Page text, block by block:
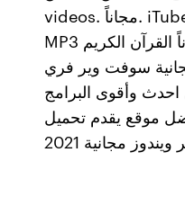
videos. مجاناً. iTube Pro Free Music. مجاناً
MP3 تنزيل الموسيقى. مجاناً القرآن الكريم
سوفت وير فري
احدث وأقوى البرامج
موقع يقدم تحميل